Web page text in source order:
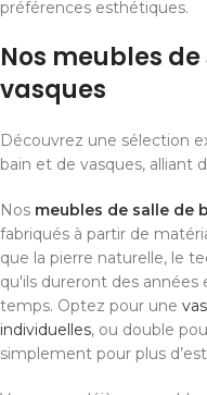
préférences esthétiques.
Nos meubles
vasques
Découvrez une sélection
bain et de vasques, alliant
Nos meubles de salle de
fabriqués à partir de
que la pierre naturelle, le
qu'ils dureront des
temps. Optez pour une
individuelles, ou double
simplement pour plus